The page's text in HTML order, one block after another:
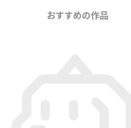
おすすめの作品